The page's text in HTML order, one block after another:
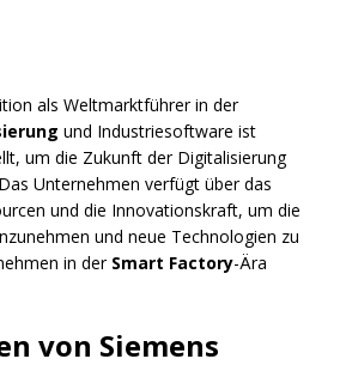
als Weltmarktführer in der
und Industriesoftware ist
um die Zukunft der Digitalisierung
Unternehmen verfügt über das
und die Innovationskraft, um die
und neue Technologien zu
in der Smart Factory-Ära
von Siemens